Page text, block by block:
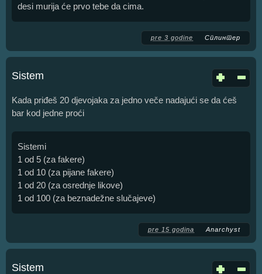
desi murija će prvo tebe da cima.
pre 3 godine Сплинтер
Sistem
Kada priđeš 20 djevojaka za jedno veče nadajući se da ćeš
bar kod jedne proći
Sistemi
1 od 5 (za fakere)
1 od 10 (za pijane fakere)
1 od 20 (za osrednje likove)
1 od 100 (za beznadežne slučajeve)
pre 15 godina Anarchyst
Sistem